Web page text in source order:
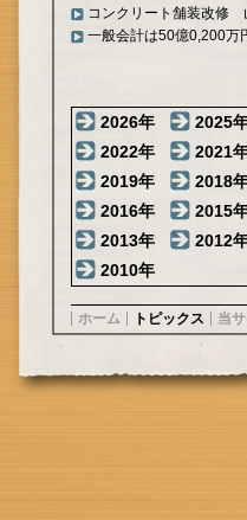
コンクリート舗装改修
一般会計は50億0,200
2026年 2025
2022年
2021
2019年
2018
2016年
2015
2013年
2012
2010年
ホーム トピックス 当